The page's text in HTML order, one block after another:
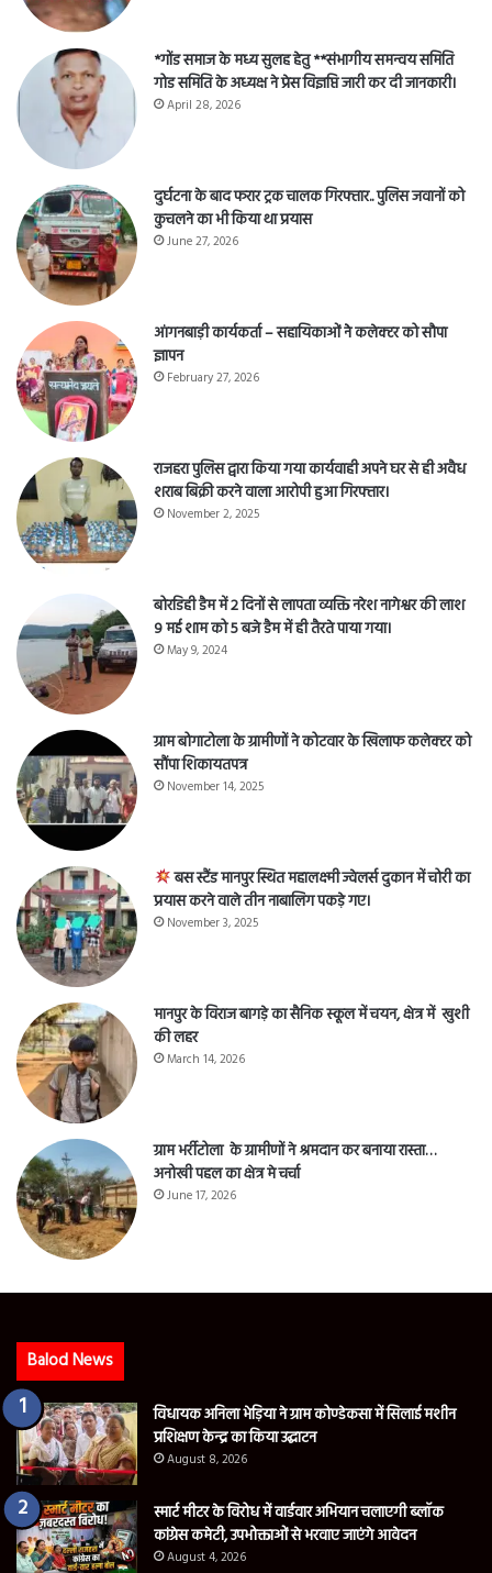
*गोंड समाज के मध्य सुलह हेतु **संभागीय समन्वय समिति
गोड समिति के अध्यक्ष ने प्रेस विज्ञप्ति जारी कर दी जानकारी।
April 28, 2026
दुर्घटना के बाद फरार ट्रक चालक गिरफ्तार.. पुलिस जवानों को
कुचलने का भी किया था प्रयास
June 27, 2026
आंगनबाड़ी कार्यकर्ता – सहायिकाओं नेे कलेक्टर को सौपा
ज्ञापन
February 27, 2026
राजहरा पुलिस द्वारा किया गया कार्यवाही अपने घर से ही अवैध
शराब बिक्री करने वाला आरोपी हुआ गिरफ्तार।
November 2, 2025
बोरडिही डैम में 2 दिनों से लापता व्यक्ति नरेश नागेश्वर की लाश
9 मई शाम को 5 बजे डैम में ही तैरते पाया गया।
May 9, 2024
ग्राम बोगाटोला के ग्रामीणों ने कोटवार के खिलाफ कलेक्टर को
सौंपा शिकायतपत्र
November 14, 2025
बस स्टैंड मानपुर स्थित महालक्ष्मी ज्वेलर्स दुकान में चोरी का
प्रयास करने वाले तीन नाबालिग पकड़े गए।
November 3, 2025
मानपुर के विराज बागड़े का सैनिक स्कूल में चयन, क्षेत्र में खुशी
की लहर
March 14, 2026
ग्राम भर्रीटोला के ग्रामीणों ने श्रमदान कर बनाया रास्ता…
अनोखी पहल का क्षेत्र मे चर्चा
June 17, 2026
Balod News
विधायक अनिला भेड़िया ने ग्राम कोण्डेकसा में सिलाई मशीन
प्रशिक्षण केन्द्र का किया उद्घाटन
August 8, 2026
स्मार्ट मीटर के विरोध में वार्डवार अभियान चलाएगी ब्लॉक
कांग्रेस कमेटी, उपभोक्ताओं से भरवाए जाएंगे आवेदन
August 4, 2026